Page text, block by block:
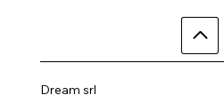
Dream srl